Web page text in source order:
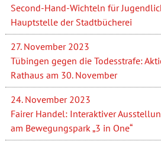
Second-Hand-Wichteln für
Hauptstelle der Stadtbücherei
27. November 2023
Tübingen gegen die Todesstrafe:
Rathaus am 30. November
24. November 2023
Fairer Handel: Interaktiver
am Bewegungspark „3 in One“